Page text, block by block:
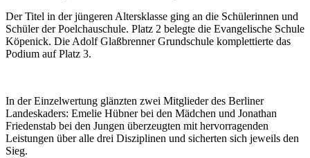
Der Titel in der jüngeren Altersklasse ging an die Schülerinnen und
Schüler der Poelchauschule. Platz 2 belegte die Evangelische Schule
Köpenick. Die Adolf Glaßbrenner Grundschule komplettierte das
Podium auf Platz 3.
In der Einzelwertung glänzten zwei Mitglieder des Berliner
Landeskaders: Emelie Hübner bei den Mädchen und Jonathan
Friedenstab bei den Jungen überzeugten mit hervorragenden
Leistungen über alle drei Disziplinen und sicherten sich jeweils den
Sieg.